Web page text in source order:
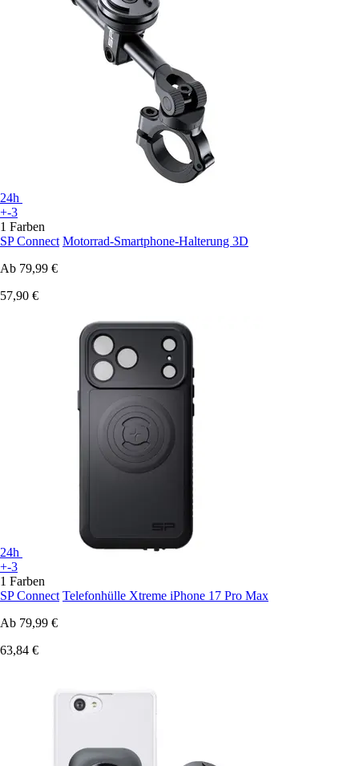
24h
+-3
1 Farben
SP Connect Motorrad-Smartphone-Halterung 3D
Ab 79,99 €
57,90 €
24h
+-3
1 Farben
SP Connect Telefonhülle Xtreme iPhone 17 Pro Max
Ab 79,99 €
63,84 €